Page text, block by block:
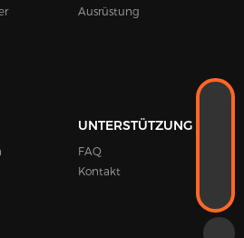
Ausrüstung
UNTERSTÜTZUNG
FAQ
Kontakt
+8618989338889
E-MAIL
TELEFON